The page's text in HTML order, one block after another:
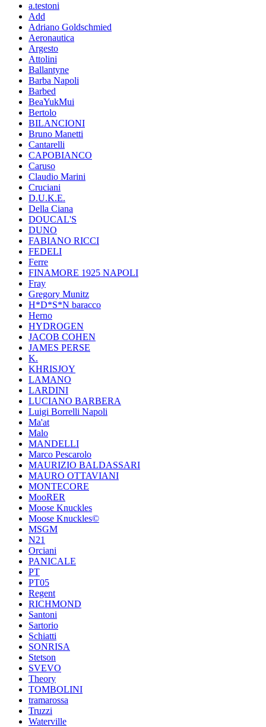
a.testoni
Add
Adriano Goldschmied
Aeronautica
Argesto
Attolini
Ballantyne
Barba Napoli
Barbed
BeaYukMui
Bertolo
BILANCIONI
Bruno Manetti
Cantarelli
CAPOBIANCO
Caruso
Claudio Marini
Cruciani
D.U.K.E.
Della Ciana
DOUCAL'S
DUNO
FABIANO RICCI
FEDELI
Ferre
FINAMORE 1925 NAPOLI
Fray
Gregory Munitz
H*D*S*N baracco
Herno
HYDROGEN
JACOB COHEN
JAMES PERSE
K.
KHRISJOY
LAMANO
LARDINI
LUCIANO BARBERA
Luigi Borrelli Napoli
Ma'at
Malo
MANDELLI
Marco Pescarolo
MAURIZIO BALDASSARI
MAURO OTTAVIANI
MONTECORE
MooRER
Moose Knuckles
Moose Knuckles©️
MSGM
N21
Orciani
PANICALE
PT
PT05
Regent
RICHMOND
Santoni
Sartorio
Schiatti
SONRISA
Stetson
SVEVO
Theory
TOMBOLINI
tramarossa
Truzzi
Waterville